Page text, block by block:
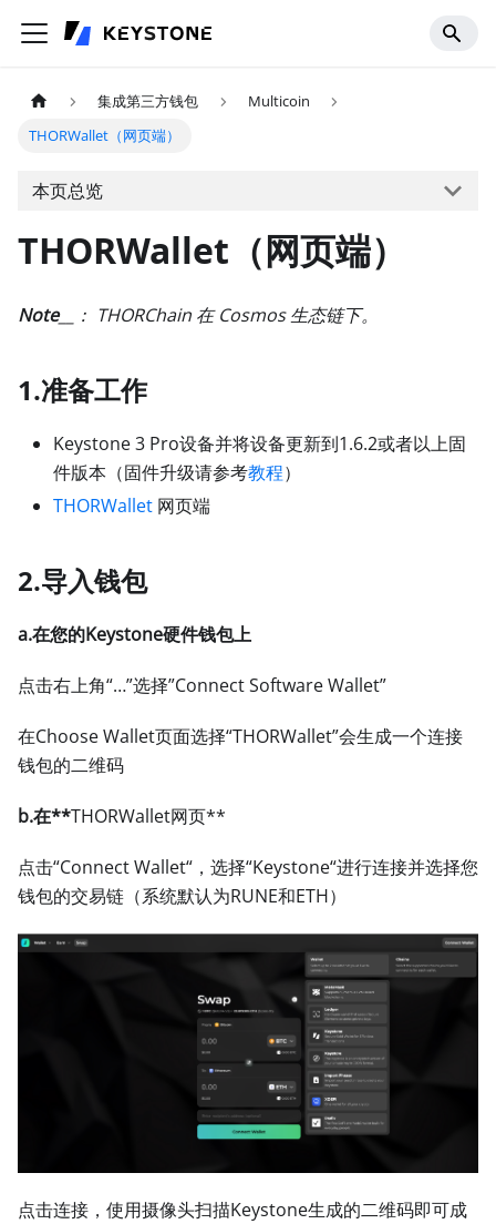
集成第三方钱包
Multicoin
THORWallet（网页端）
本页总览
THORWallet（网页端）
Note__： THORChain 在 Cosmos 生态链下。
1.准备工作
Keystone 3 Pro设备并将设备更新到1.6.2或者以上固
件版本（固件升级请参考教程）
THORWallet 网页端
2.导入钱包
a.在您的Keystone硬件钱包上
点击右上角“…”选择”Connect Software Wallet”
在Choose Wallet页面选择“THORWallet”会生成一个连接
钱包的二维码
b.在**THORWallet网页**
点击“Connect Wallet“，选择“Keystone“进行连接并选择您
钱包的交易链（系统默认为RUNE和ETH）
点击连接，使用摄像头扫描Keystone生成的二维码即可成